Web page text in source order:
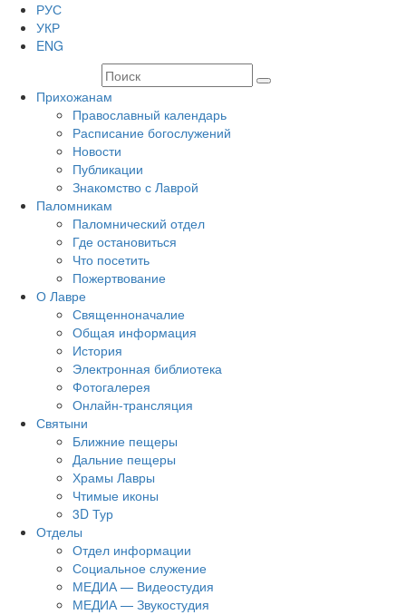
РУС
УКР
ENG
Прихожанам
Православный календарь
Расписание богослужений
Новости
Публикации
Знакомство с Лаврой
Паломникам
Паломнический отдел
Где остановиться
Что посетить
Пожертвование
О Лавре
Священноначалие
Общая информация
История
Электронная библиотека
Фотогалерея
Онлайн-трансляция
Святыни
Ближние пещеры
Дальние пещеры
Храмы Лавры
Чтимые иконы
3D Тур
Отделы
Отдел информации
Социальное служение
МЕДИА — Видеостудия
МЕДИА — Звукостудия